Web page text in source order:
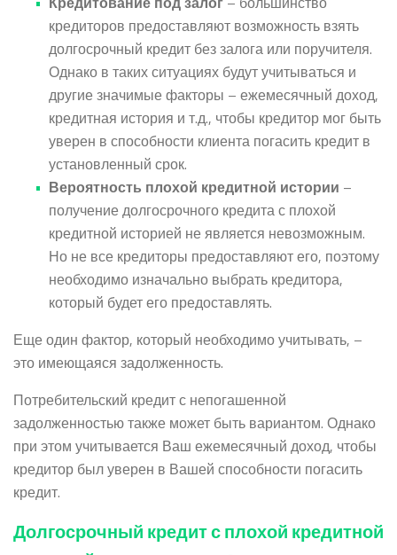
кредиторов предоставляют возможность взять
долгосрочный кредит без залога или поручителя.
Однако в таких ситуациях будут учитываться и
другие значимые факторы – ежемесячный доход,
кредитная история и т.д., чтобы кредитор мог быть
уверен в способности клиента погасить кредит в
установленный срок.
Вероятность плохой кредитной истории –
получение долгосрочного кредита с плохой
кредитной историей не является невозможным.
Но не все кредиторы предоставляют его, поэтому
необходимо изначально выбрать кредитора,
который будет его предоставлять.
Еще один фактор, который необходимо учитывать, –
это имеющаяся задолженность.
Потребительский кредит с непогашенной
задолженностью также может быть вариантом. Однако
при этом учитывается Ваш ежемесячный доход, чтобы
кредитор был уверен в Вашей способности погасить
кредит.
Долгосрочный кредит с плохой кредитной